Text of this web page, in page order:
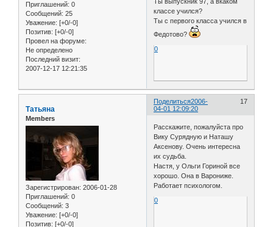
Приглашений: 0
Сообщений: 25
Уважение: [+0/-0]
Позитив: [+0/-0]
Провел на форуме:
Не определено
Последний визит:
2007-12-17 12:21:35
классе учился?
Ты с первого класса учился в
Федотово?
0
Поделиться 17
2006-
04-01 12:09:20
Татьяна
Members
Зарегистрирован: 2006-01-28
Приглашений: 0
Сообщений: 3
Уважение: [+0/-0]
Позитив: [+0/-0]
Расскажите, пожалуйста про
Вику Сурядную и Наташу
Аксенову. Очень интересна
их судьба.
Настя, у Ольги Гориной все
хорошо. Она в Варониже.
Работает психологом.
0